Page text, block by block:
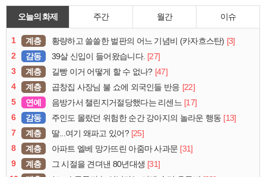
오늘의 화제 주간 월간 이슈
1 계층 황량하고 쓸쓸한 벌판의 어느 기념비 (카자흐스탄) [3]
2
감동 39살 신입이 들어왔습니다. [27]
3
계층 길빵 이거 어떻게 할 수 없나? [47]
4
계층 곱창집 사장님 불 쇼에 외국인들 반응 [22]
5
연예 음방가서 챌린지거절당했다는 리센느 [17]
6
감동 주인도 몰랐던 위험한 순간 강아지의 놀라운 행동 [13]
7
계층 딸...여기 왜파고 있어? [25]
8
계층 아파트 엘베 망가뜨린 아줌마 사과문 [31]
9
계층 그 시절을 견뎌낸 80년대생 [31]